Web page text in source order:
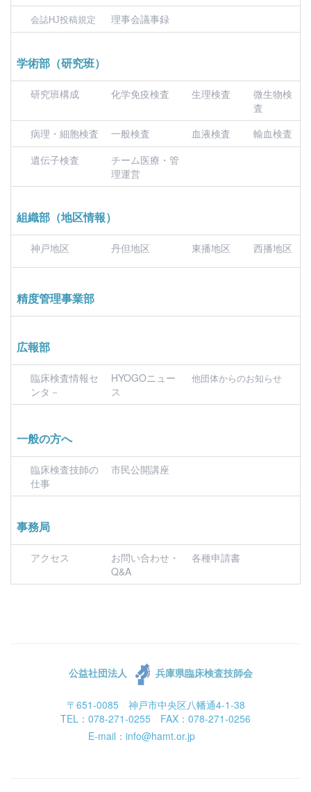
会誌HJ投稿規定 理事会議事録
学術部（研究班）
研究班構成 化学免疫検査 生理検査
微生物検
査
病理・細胞検査
一般検査 血液検査
輸血検査
遺伝子検査
チーム医療・管
理運営
組織部（地区情報）
神戸地区 丹但地区 東播地区 西播地区
精度管理事業部
広報部
臨床検査情報セ
ンタ－
HYOGOニュー
ス
他団体からのお知らせ
一般の方へ
臨床検査技師の
仕事
市民公開講座
事務局
アクセス
お問い合わせ・
Q&A
各種申請書
公益社団法人 兵庫県臨床検査技師会
〒651-0085 神戸市中央区八幡通4-1-38
TEL：078-271-0255 FAX：078-271-0256
E-mail：info@hamt.or.jp